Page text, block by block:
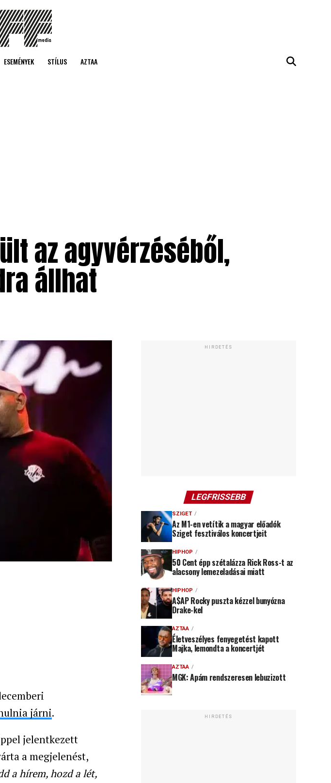
ESEMÉNYEK STÍLUS AZTAA
az agyvérzéséből,
állhat
járni.
jelentkezett
a megjelenést,
a hírem, hozd a lét,
HIRDETÉS
LEGFRISSEBB
SZIGET
Az M1-en vetítik a magyar előadók
Sziget fesztiválos koncertjeit
HIPHOP
50 Cent épp szétalázza Rick Ross-t az
alacsony lemezeladásai miatt
HIPHOP
A$AP Rocky puszta kézzel bunyózna
Drake-kel
AZTAA
Életveszélyes fenyegetést kapott
Majka, lemondta a koncertjét
AZTAA
MGK: Apám rendszeresen lebuzizott
HIRDETÉS